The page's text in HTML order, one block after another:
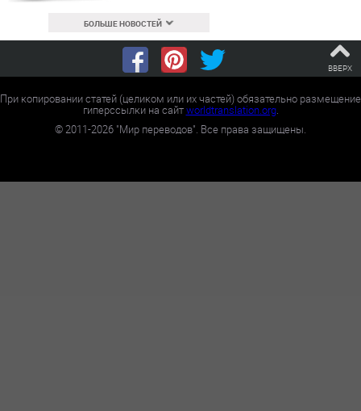
БОЛЬШЕ НОВОСТЕЙ
ВВЕРХ
При копировании статей (целиком или их частей) обязательно размещение
гиперссылки на сайтworldtranslation.org.
©2011-2026 "Мир переводов". Все права защищены.